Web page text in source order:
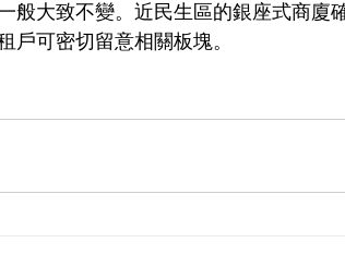
般大致不變。近民生區的銀座式商廈
戶可密切留意相關板塊。